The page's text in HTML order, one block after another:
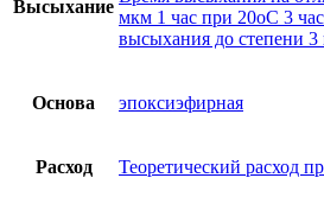
Высыхание
мкм 1 час при 20оС 3
высыхания до степени
Основа эпоксиэфирная
Расход Теоретический расход